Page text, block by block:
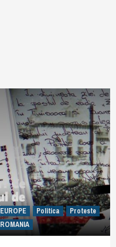
EUROPE Politica
Proteste
ROMANIA